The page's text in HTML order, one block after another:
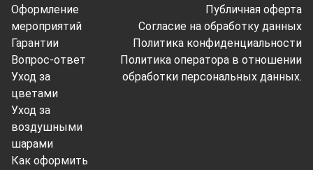
Оформление
мероприятий
Гарантии
Вопрос-ответ
Уход за
цветами
Уход за
воздушными
шарами
Как оформить
Публичная оферта
Согласие на обработку данных
Политика конфиденциальности
Политика оператора в отношении
обработки персональных данных.